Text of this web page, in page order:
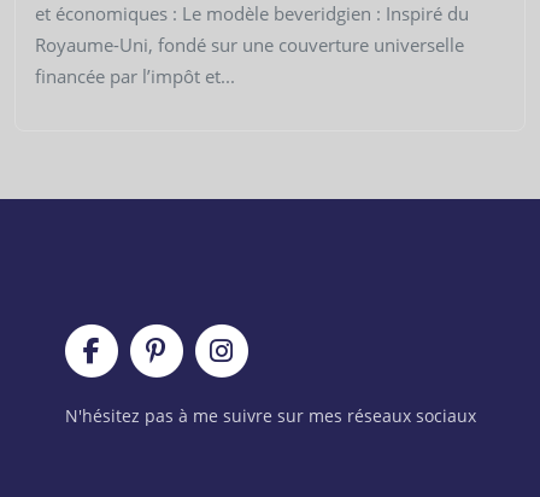
et économiques : Le modèle beveridgien : Inspiré du
Royaume-Uni, fondé sur une couverture universelle
financée par l’impôt et...
N'hésitez pas à me suivre sur mes réseaux sociaux